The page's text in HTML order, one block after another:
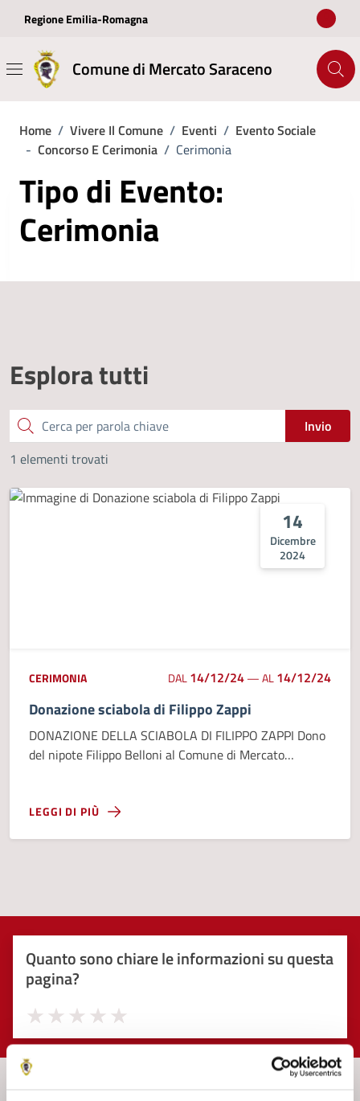
Regione Emilia-Romagna
Comune di Mercato Saraceno
Home / Vivere Il Comune / Eventi / Evento Sociale
- Concorso E Cerimonia / Cerimonia
Tipo di Evento:
Cerimonia
Esplora tutti
Cerca
Invio
1 elementi trovati
14
Dicembre
2024
CERIMONIA DAL14/12/24—AL14/12/24
Donazione sciabola di Filippo Zappi
DONAZIONE DELLA SCIABOLA DI FILIPPO ZAPPI Dono
del nipote Filippo Belloni al Comune di Mercato
LEGGI DI PIÙ
Quanto sono chiare le informazioni su questa
pagina?
Valuta 5 stelle su 5
Valuta 4 stelle su 5
Valuta 3 stelle su 5
Valuta 2 stelle su 5
Valuta 1 stelle su 5